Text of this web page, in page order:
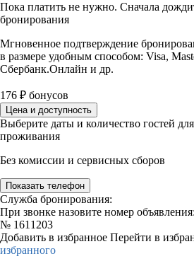
Пока платить не нужно. Сначала
бронирования
Мгновенное подтверждение
в размере удобным способом: Visa,
Сбербанк.Онлайн и др.
176 ₽ бонусов
Цена и доступность
Выберите даты и количество гостей
проживания
Без комиссии и сервисных сборов
Показать телефон
Служба бронирования:
При звонке назовите номер объявления:
№ 1611203
Добавить в избранное Перейти в
избранного